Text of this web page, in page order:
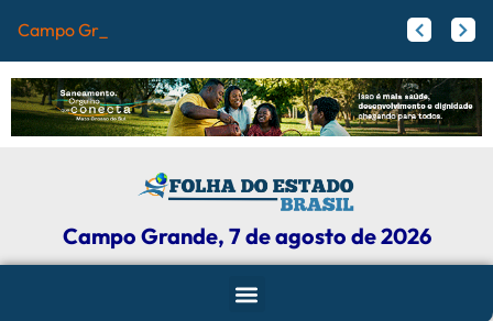
Campo Grande registra
Campo Grande, 7 de agosto de 2026